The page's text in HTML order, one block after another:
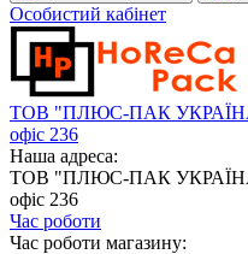
Особистий кабінет
ТОВ "ПЛЮС-ПАК УКРАЇНА"
офіс 236
Наша адреса:
ТОВ "ПЛЮС-ПАК УКРАЇНА"
офіс 236
Час роботи
Час роботи магазину: